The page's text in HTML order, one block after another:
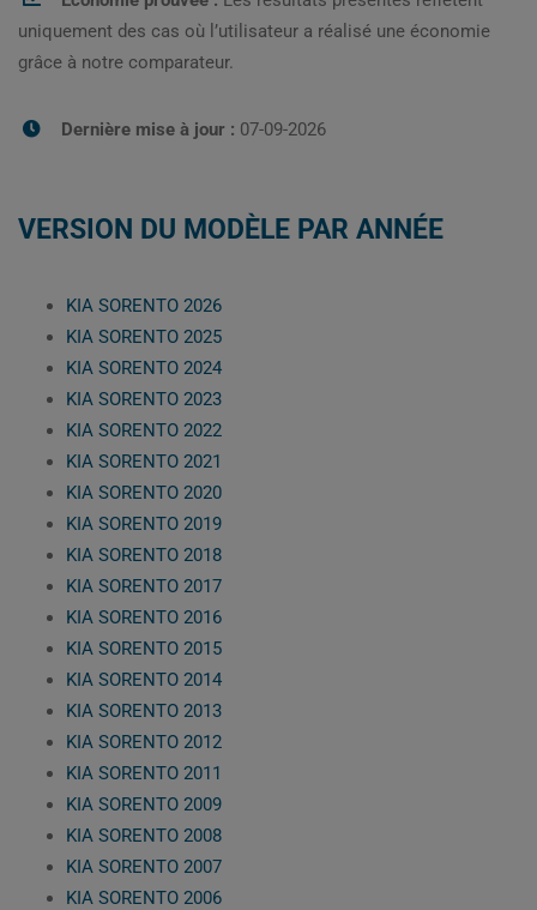
uniquement des cas où l’utilisateur a réalisé une économie
grâce à notre comparateur.
Dernière mise à jour : 07-09-2026
VERSION DU MODÈLE PAR ANNÉE
KIA SORENTO 2026
KIA SORENTO 2025
KIA SORENTO 2024
KIA SORENTO 2023
KIA SORENTO 2022
KIA SORENTO 2021
KIA SORENTO 2020
KIA SORENTO 2019
KIA SORENTO 2018
KIA SORENTO 2017
KIA SORENTO 2016
KIA SORENTO 2015
KIA SORENTO 2014
KIA SORENTO 2013
KIA SORENTO 2012
KIA SORENTO 2011
KIA SORENTO 2009
KIA SORENTO 2008
KIA SORENTO 2007
KIA SORENTO 2006